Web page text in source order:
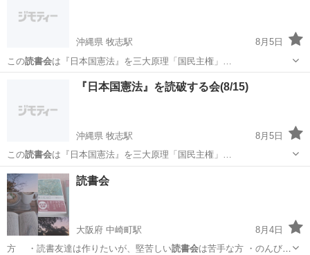
沖縄県 牧志駅
8月5日
この読書会は『日本国憲法』を三大原理「国民主権」…
牧志駅 セミナー 読書会
『日本国憲法』を読破する会(8/15)
沖縄県 牧志駅
8月5日
この読書会は『日本国憲法』を三大原理「国民主権」…
沖縄 那覇市 牧志駅
読書会
大阪府 中崎町駅
8月4日
方 ・読書友達は作りたいが、堅苦しい読書会は苦手な方 ・のんびり